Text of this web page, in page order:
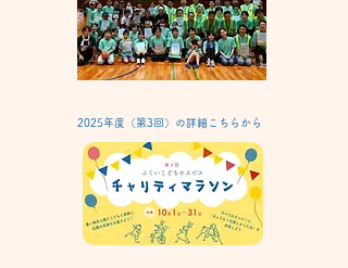
2025年度（第3回）の詳細こちらから